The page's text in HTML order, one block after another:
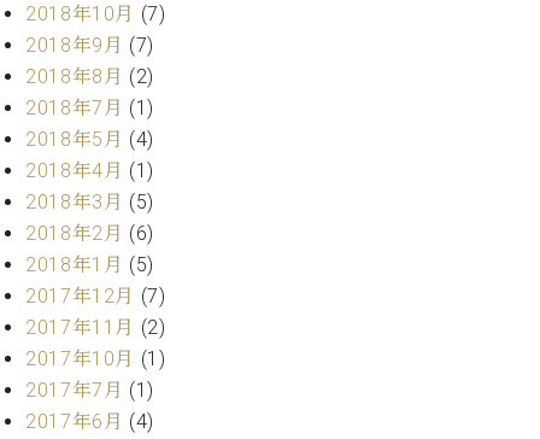
ェ
ッ
シ
ョ
ナ
ル
W.
ホ
フ
マ
ン
ラ
デ
ィ
本
社
：
八
王
子
・
技
術
業
セ
ン
タ
ー
2018年10月 (7)
2018年9月 (7)
2018年8月 (2)
2018年7月 (1)
2018年5月 (4)
2018年4月 (1)
2018年3月 (5)
2018年2月 (6)
2018年1月 (5)
2017年12月 (7)
2017年11月 (2)
2017年10月 (1)
2017年7月 (1)
2017年6月 (4)